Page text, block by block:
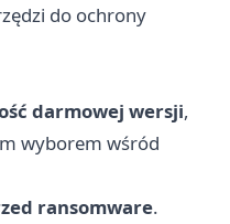
do ochrony
darmowej wersji,
wyborem wśród
ransomware.